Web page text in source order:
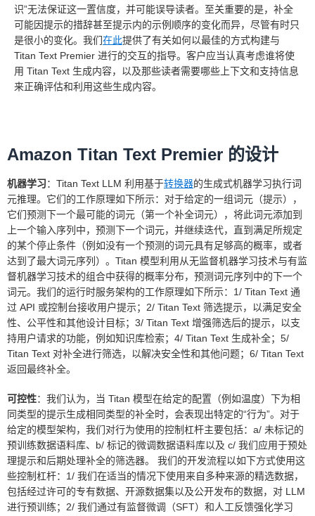
识”无法保证这一置信度，并可能误导读者。至关重要的是，补全
可能因提示的措辞甚至提示内的示例顺序的变化而异，尽管有时只
是很小的变化。我们在此提供了有关如何以最佳的方式构建与
Titan Text Premier 进行的交互的指导。客户应当认真考虑谁将使
用 Titan Text 生成内容，以及那些读者需要哪些上下文和支持信息
来正确评估和利用这些生成内容。
Amazon Titan Text Premier 的设计
机器学习：Titan Text LLM 利用基于转换器的生成式机器学习执行词
元推理。它们的工作原理如下所示：对于给定的一组词元（提示），
它们预测下一个最可能的词元（第一个补全词元），将此词元添加到
上一个输入序列中，预测下一个词元，并继续迭代，直到满足所规定
的某个停止条件（例如没有一个预测的词元具有足够高的概率，或者
达到了最大词元序列）。Titan 模型利用从无监督机器学习技术与有监
督机器学习技术的组合中获得的概率分布，预测词元序列中的下一个
词元。我们的运行时服务架构的工作原理如下所示：1/ Titan Text 通
过 API 或控制台接收用户提示；2/ Titan Text 筛选提示，以满足安全
性、公平性和其他设计目标；3/ Titan Text 增强筛选后的提示，以支
持用户请求的功能，例如知识库检索；4/ Titan Text 生成补全；5/
Titan Text 对补全进行筛选，以解决安全性和其他问题；6/ Titan Text
返回最终补全。
可控性：我们认为，当 Titan 模型在给定的配置（例如温度）下为相
同类型的提示生成相同类型的补全时，会表现出特定的“行为”。对于
给定的模型架构，我们对行为使用的控制杠杆主要包括：a/ 未标记的
预训练数据语料库、b/ 标记的微调数据语料库以及 c/ 我们应用于预处
理提示和后期处理补全的筛选器。 我们的开发流程以如下方式使用这
些控制杠杆：1/ 我们在适当的情况下使用来自多种来源的精选数据，
包括经过许可的专有数据、开源数据集以及公开发布的数据，对 LLM
进行预训练；2/ 我们通过有监督微调（SFT）和人工反馈强化学习